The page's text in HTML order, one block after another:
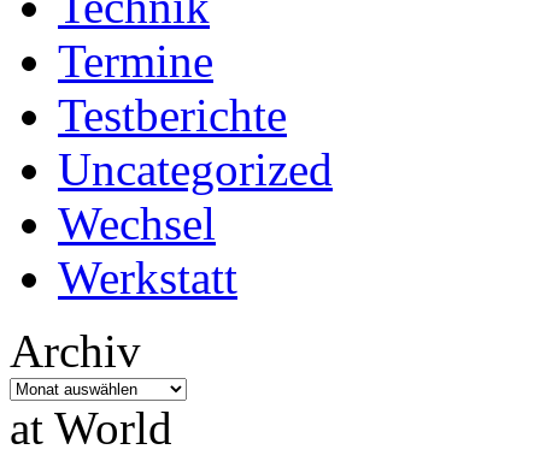
Termine
Testberichte
Uncategorized
Wechsel
Werkstatt
Archiv
Archiv
at World